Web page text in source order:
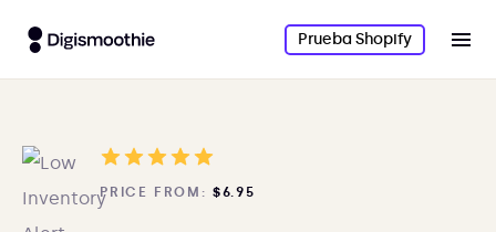
Prueba Shopify
PRICE FROM: $6.95